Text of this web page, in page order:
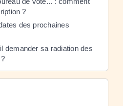
?
des prochaines
demander sa radiation des